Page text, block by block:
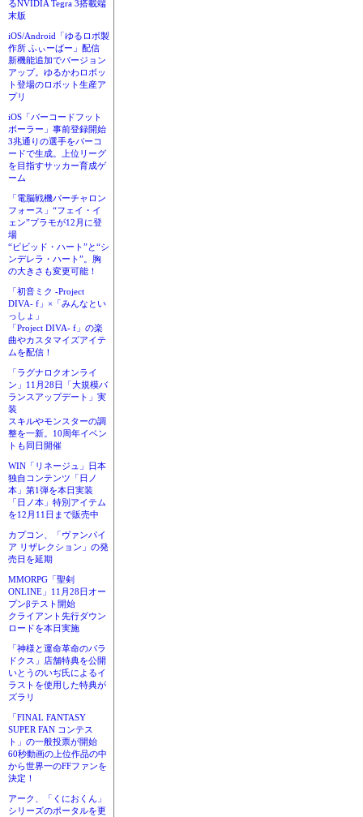
るNVIDIA Tegra 3搭載端
末版
iOS/Android「ゆるロボ製
作所 ふぃーばー」配信
新機能追加でバージョン
アップ。ゆるかわロボッ
ト登場のロボット生産ア
プリ
iOS「バーコードフット
ボーラー」事前登録開始
3兆通りの選手をバーコ
ードで生成。上位リーグ
を目指すサッカー育成ゲ
ーム
「電脳戦機バーチャロン
フォース」“フェイ・イ
ェン”プラモが12月に登
場
“ビビッド・ハート”と“シ
ンデレラ・ハート”。胸
の大きさも変更可能！
「初音ミク -Project
DIVA- f」×「みんなとい
っしょ」
「Project DIVA- f」の楽
曲やカスタマイズアイテ
ムを配信！
「ラグナロクオンライ
ン」11月28日「大規模バ
ランスアップデート」実
装
スキルやモンスターの調
整を一新。10周年イベン
トも同日開催
WIN「リネージュ」日本
独自コンテンツ「日ノ
本」第1弾を本日実装
「日ノ本」特別アイテム
を12月11日まで販売中
カプコン、「ヴァンパイ
ア リザレクション」の発
売日を延期
MMORPG「聖剣
ONLINE」11月28日オー
プンβテスト開始
クライアント先行ダウン
ロードを本日実施
「神様と運命革命のパラ
ドクス」店舗特典を公開
いとうのいぢ氏によるイ
ラストを使用した特典が
ズラリ
「FINAL FANTASY
SUPER FAN コンテス
ト」の一般投票が開始
60秒動画の上位作品の中
から世界一のFFファンを
決定！
アーク、「くにおくん」
シリーズのポータルを更